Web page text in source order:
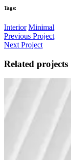
Tags:
Interior Minimal
Previous Project
Next Project
Related projects